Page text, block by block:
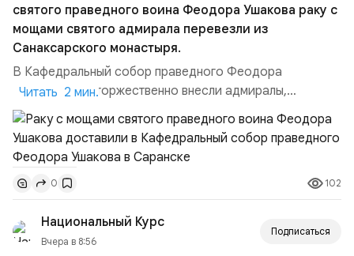
святого праведного воина Феодора Ушакова раку с
мощами святого адмирала перевезли из
Санаксарского монастыря.
В Кафедральный собор праведного Феодора
Ушакова раку торжественно внесли адмиралы,
участвовавшие в канонизации святого праведного
воина Феодора Ушакова 25 лет назад:Адмирал
Владимир Прокофьевич Валуев, командующий
Балтийским флотом ВМФ России (2001–2006
гг.);Адмирал Владимир Петрович Комоедов,
командующий Черноморским флотом ВМФ России
(1998–2002 г...
Читать 2 мин.
0 102
Национальный Курс
Вчера в 8:56
Подписаться